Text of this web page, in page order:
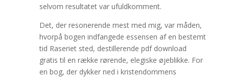
selvom resultatet var ufuldkomment.
Det, der resonerende mest med mig, var måden,
hvorpå bogen indfangede essensen af en bestemt
tid Raseriet sted, destillerende pdf download
gratis til en række rørende, elegiske øjeblikke. For
en bog, der dykker ned i kristendommens